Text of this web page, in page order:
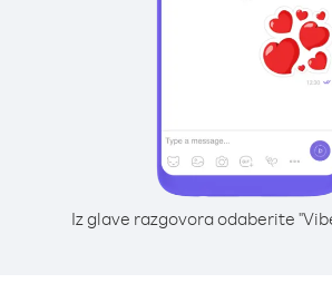
Iz glave razgovora odaberite